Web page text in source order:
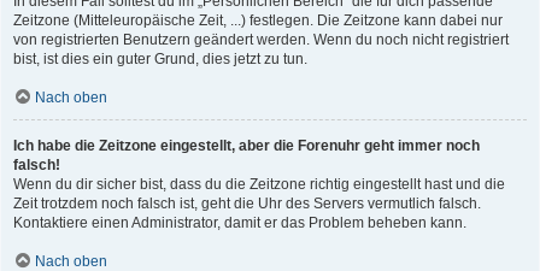
Zeitzone (Mitteleuropäische Zeit, ...) festlegen. Die Zeitzone kann dabei nur
von registrierten Benutzern geändert werden. Wenn du noch nicht registriert
bist, ist dies ein guter Grund, dies jetzt zu tun.
Nach oben
Ich habe die Zeitzone eingestellt, aber die Forenuhr geht immer noch
falsch!
Wenn du dir sicher bist, dass du die Zeitzone richtig eingestellt hast und die
Zeit trotzdem noch falsch ist, geht die Uhr des Servers vermutlich falsch.
Kontaktiere einen Administrator, damit er das Problem beheben kann.
Nach oben